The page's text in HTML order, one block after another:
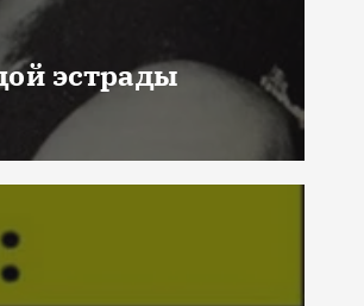
эстрады